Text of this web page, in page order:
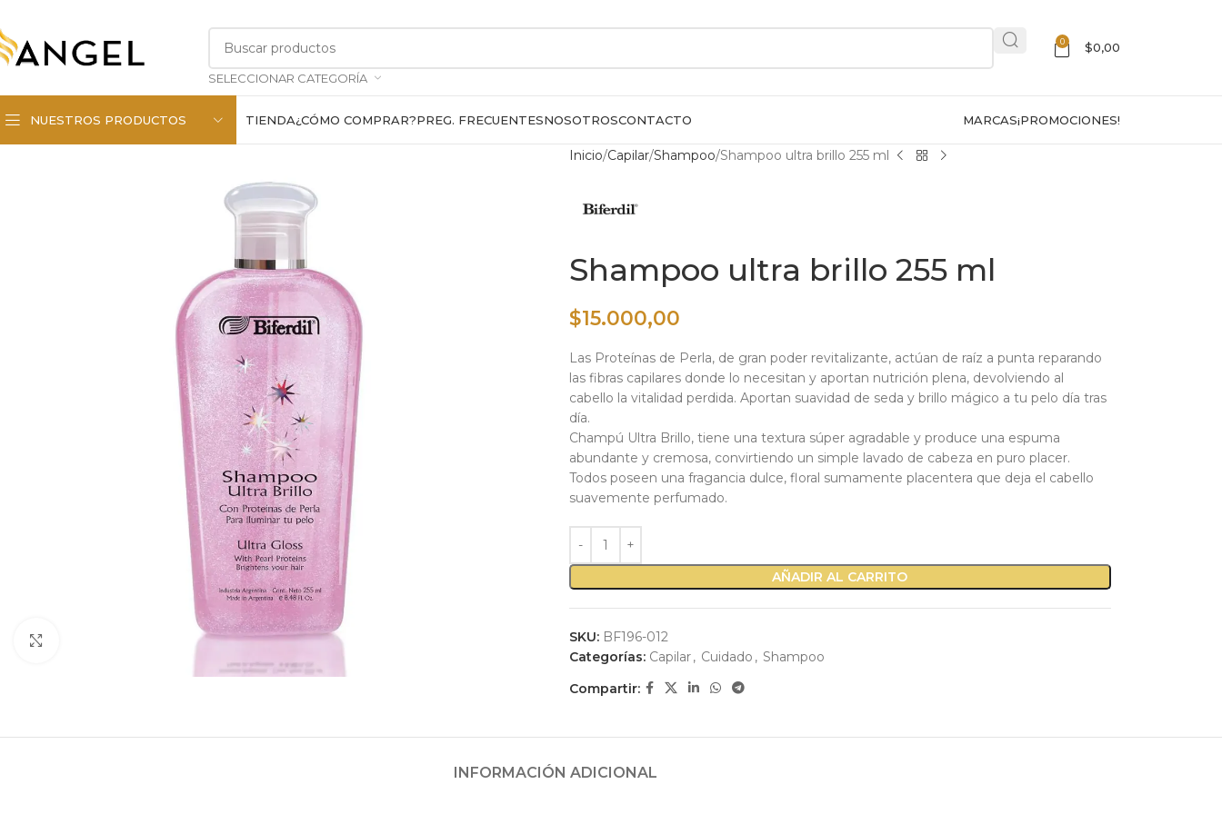
SELECCIONAR CATEGORÍA
0 $0,00
NUESTROS PRODUCTOS TIENDA¿CÓMO COMPRAR?PREG. FRECUENTESNOSOTROSCONTACTO MARCAS¡PROMOCIONES!
Inicio Capilar Shampoo Shampoo ultra brillo 255 ml
Shampoo ultra brillo 255 ml
$15.000,00
Las Proteínas de Perla, de gran poder revitalizante, actúan de raíz a punta reparando
las fibras capilares donde lo necesitan y aportan nutrición plena, devolviendo al
cabello la vitalidad perdida. Aportan suavidad de seda y brillo mágico a tu pelo día tras
día.
Champú Ultra Brillo, tiene una textura súper agradable y produce una espuma
abundante y cremosa, convirtiendo un simple lavado de cabeza en puro placer.
Todos poseen una fragancia dulce, floral sumamente placentera que deja el cabello
suavemente perfumado.
AÑADIR AL CARRITO
SKU: BF196-012
Categorías: Capilar, Cuidado , Shampoo
Compartir:
INFORMACIÓN ADICIONAL